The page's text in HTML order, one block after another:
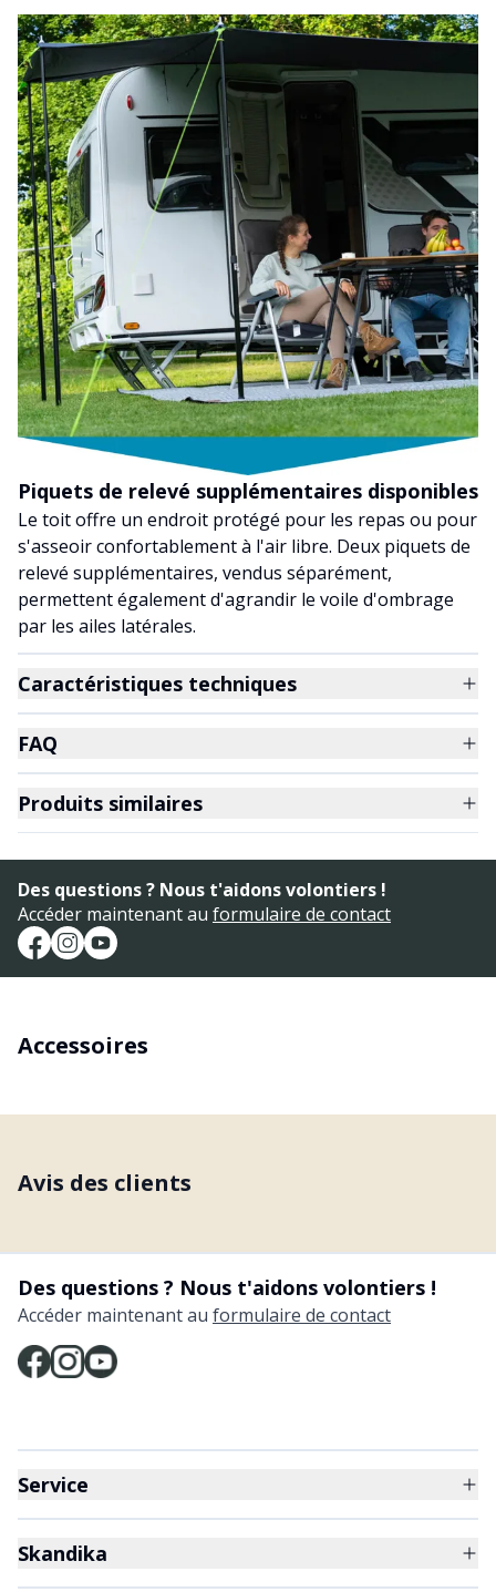
Piquets de relevé supplémentaires disponibles
Le toit offre un endroit protégé pour les repas ou pour
s'asseoir confortablement à l'air libre. Deux piquets de
relevé supplémentaires, vendus séparément,
permettent également d'agrandir le voile d'ombrage
par les ailes latérales.
Caractéristiques techniques
FAQ
Produits similaires
Des questions ? Nous t'aidons volontiers !
Accéder maintenant au formulaire de contact
Accessoires
Avis des clients
Des questions ? Nous t'aidons volontiers !
Accéder maintenant au formulaire de contact
Service
Skandika